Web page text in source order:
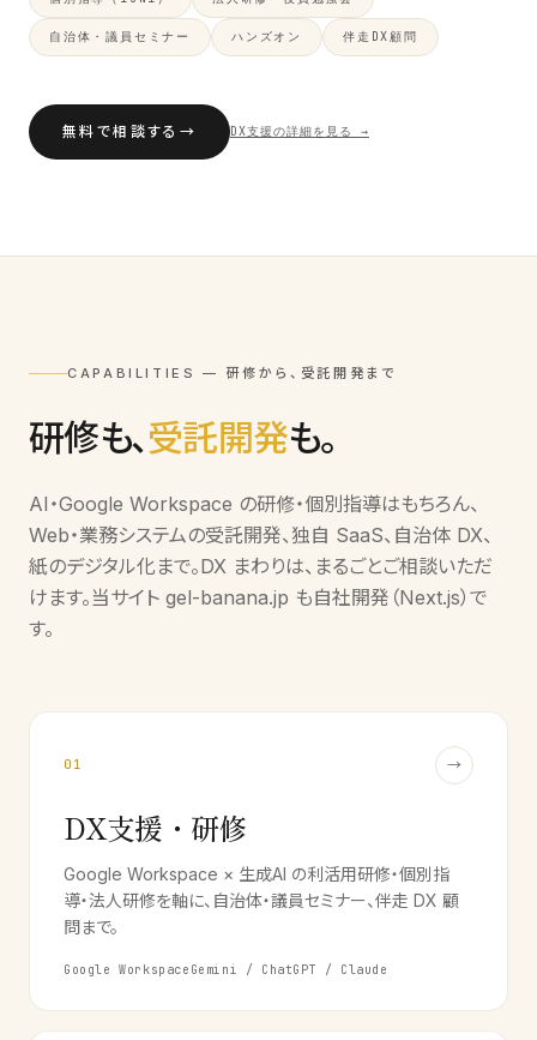
自治体・議員セミナー ハンズオン 伴走DX顧問
無料で相談する → DX支援の詳細を見る →
CAPABILITIES — 研修から、受託開発まで
研修も、受託開発も。
AI・Google Workspace の研修・個別指導はもちろん、
Web・業務システムの受託開発、独自 SaaS、自治体 DX、
紙のデジタル化まで。DX まわりは、まるごとご相談いただ
けます。当サイト gel-banana.jp も自社開発（Next.js）で
す。
01 →
DX支援・研修
Google Workspace × 生成AI の利活用研修・個別指
導・法人研修を軸に、自治体・議員セミナー、伴走 DX 顧
問まで。
Google Workspace Gemini / ChatGPT / Claude